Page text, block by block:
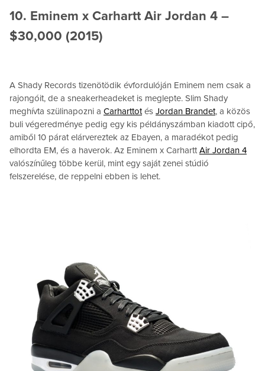
10. Eminem x Carhartt Air Jordan 4 –
$30,000 (2015)
A Shady Records tizenötödik évfordulóján Eminem nem csak a
rajongóit, de a sneakerheadeket is meglepte. Slim Shady
meghívta szülinapozni a Carharttotés Jordan Brandet, a közös
buli végeredménye pedig egy kis példányszámban kiadott cipő,
amiből 10 párat elárvereztek az Ebayen, a maradékot pedig
elhordta EM, és a haverok. Az Eminem x CarharttAir Jordan 4
valószínűleg többe kerül, mint egy saját zenei stúdió
felszerelése, de reppelni ebben is lehet.